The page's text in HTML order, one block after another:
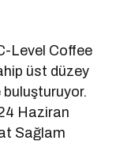
Level Coffee
üst düzey
Haziran
Sağlam